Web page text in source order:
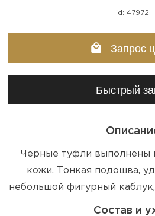
id: 47972
Запрос
Быстрый
Черные туфли выполнены
кожи. Тонкая подошва,
небольшой фигурный
Состав и